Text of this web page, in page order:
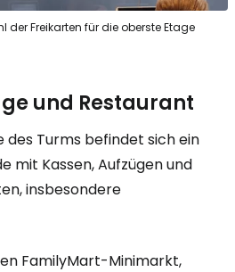
Freikarten für die oberste Etage
und Restaurant
des Turms befindet sich ein
mit Kassen, Aufzügen und
insbesondere
FamilyMart-Minimarkt,